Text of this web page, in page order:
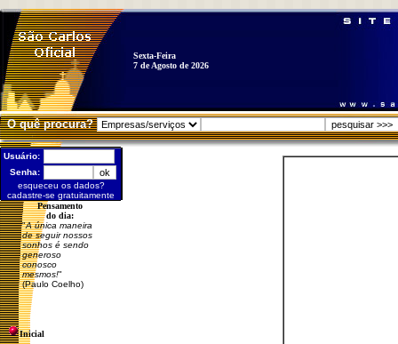
Sexta-Feira
7 de Agosto de 2026
O quê procura?
Usuário:
Senha:
esqueceu os dados?
cadastre-se gratuitamente
Pensamento
do dia:
"A única maneira
de seguir nossos
sonhos é sendo
generoso
conosco
mesmos!"
(Paulo Coelho)
Inicial